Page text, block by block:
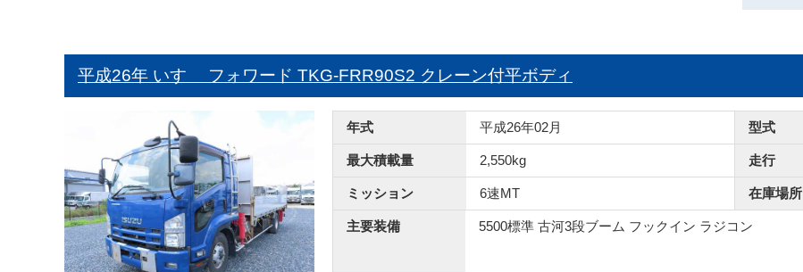
平成26年 いすゞ フォワード TKG-FRR90S2 クレーン付平ボディ
年式 平成26年02月 型式
最大積載量 2,550kg 走行
ミッション 6速MT 在庫場所
主要装備 5500標準 古河3段ブーム フックイン ラジコン